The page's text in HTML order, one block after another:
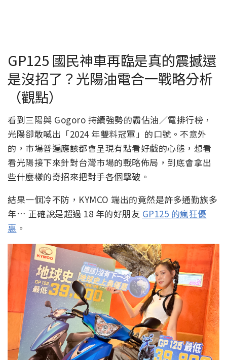
GP125 國民神車再臨是真的震撼還
是沒招了？光陽油電合一戰略分析
（觀點）
看到三陽與 Gogoro 持續強勢的霸佔油／電排行榜，
光陽卻敢喊出「2024 年雙料冠軍」的口號。不意外
的，市場普遍應該都會呈現有點看好戲的心態，想看
看光陽接下來針對台灣市場的戰略佈局，到底會拿出
些什麼樣的奇招來把對手各個擊破。
結果一個冷不防，KYMCO 端出的竟然是許多通勤族多
年… 正確說是超過 18 年的好朋友 GP125 的瘋狂優
惠 。